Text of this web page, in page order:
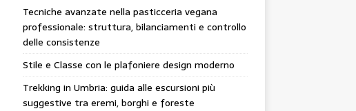
Tecniche avanzate nella pasticceria vegana
professionale: struttura, bilanciamenti e controllo
delle consistenze
Stile e Classe con le plafoniere design moderno
Trekking in Umbria: guida alle escursioni più
suggestive tra eremi, borghi e foreste